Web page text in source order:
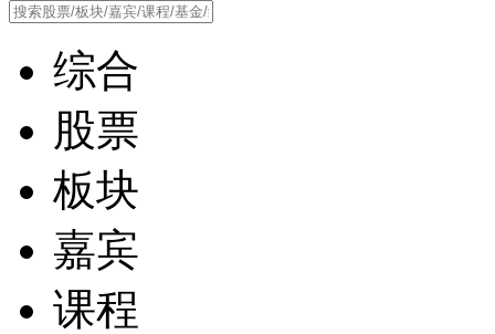
综合
股票
板块
嘉宾
课程